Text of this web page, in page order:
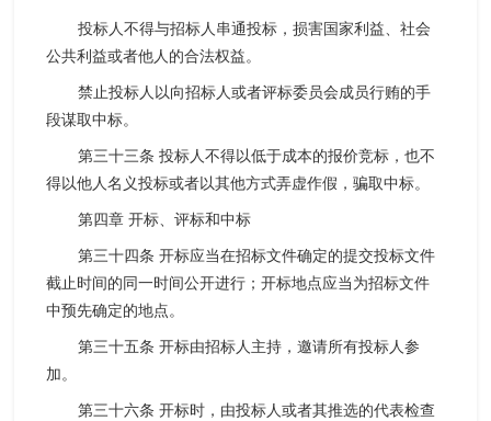
投标人不得与招标人串通投标，损害国家利益、社会
公共利益或者他人的合法权益。
禁止投标人以向招标人或者评标委员会成员行贿的手
段谋取中标。
第三十三条 投标人不得以低于成本的报价竞标，也不
得以他人名义投标或者以其他方式弄虚作假，骗取中标。
第四章 开标、评标和中标
第三十四条 开标应当在招标文件确定的提交投标文件
截止时间的同一时间公开进行；开标地点应当为招标文件
中预先确定的地点。
第三十五条 开标由招标人主持，邀请所有投标人参
加。
第三十六条 开标时，由投标人或者其推选的代表检查